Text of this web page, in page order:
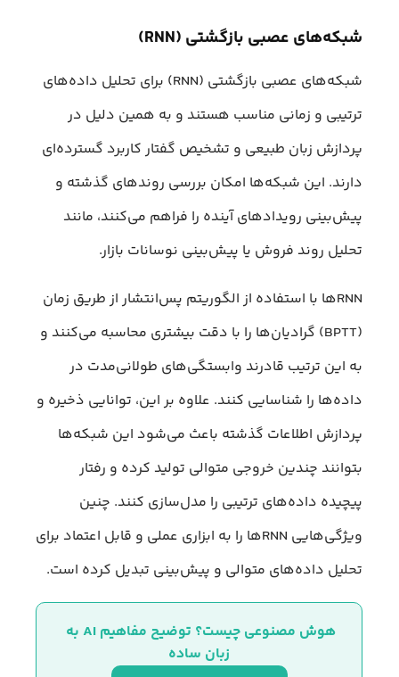
شبکه‌های عصبی بازگشتی (RNN)
شبکه‌های عصبی بازگشتی (RNN) برای تحلیل داده‌های
ترتیبی و زمانی مناسب هستند و به همین دلیل در
پردازش زبان طبیعی و تشخیص گفتار کاربرد گسترده‌ای
دارند. این شبکه‌ها امکان بررسی روندهای گذشته و
پیش‌بینی رویدادهای آینده را فراهم می‌کنند، مانند
تحلیل روند فروش یا پیش‌بینی نوسانات بازار.
RNNها با استفاده از الگوریتم پس‌انتشار از طریق زمان
(BPTT) گرادیان‌ها را با دقت بیشتری محاسبه می‌کنند و
به این ترتیب قادرند وابستگی‌های طولانی‌مدت در
داده‌ها را شناسایی کنند. علاوه بر این، توانایی ذخیره و
پردازش اطلاعات گذشته باعث می‌شود این شبکه‌ها
بتوانند چندین خروجی متوالی تولید کرده و رفتار
پیچیده داده‌های ترتیبی را مدل‌سازی کنند. چنین
ویژگی‌هایی RNNها را به ابزاری عملی و قابل اعتماد برای
تحلیل داده‌های متوالی و پیش‌بینی تبدیل کرده است.
هوش مصنوعی چیست؟ توضیح مفاهیم AI به
زبان ساده